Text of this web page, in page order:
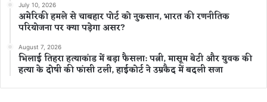
July 10, 2026
अमेरिकी हमले से चाबहार पोर्ट को नुकसान, भारत की रणनीतिक
परियोजना पर क्या पड़ेगा असर?
August 7, 2026
भिलाई तिहरा हत्याकांड में बड़ा फैसला: पत्नी, मासूम बेटी और युवक की
हत्या के दोषी की फांसी टली, हाईकोर्ट ने उम्रकैद में बदली सजा